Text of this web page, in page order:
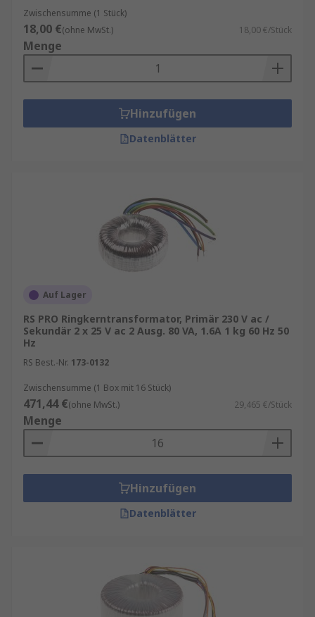
Zwischensumme (1 Stück)
18,00 €(ohne MwSt.) 18,00 €/Stück
Menge
Hinzufügen
Datenblätter
Auf Lager
RS PRO Ringkerntransformator, Primär 230 V ac /
Sekundär 2 x 25 V ac 2 Ausg. 80 VA, 1.6A 1 kg 60 Hz 50
Hz
RS Best.-Nr. 173-0132
Zwischensumme (1 Box mit 16 Stück)
471,44 €(ohne MwSt.) 29,465 €/Stück
Menge
Hinzufügen
Datenblätter